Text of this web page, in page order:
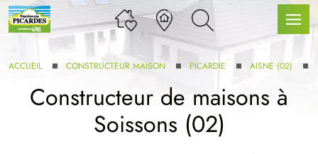
ACCUEIL CONSTRUCTEUR MAISON PICARDIE AISNE (02)
Constructeur de maisons à
Soissons (02)